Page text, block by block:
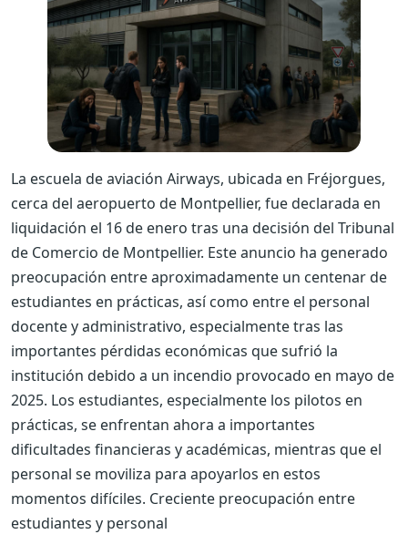
La escuela de aviación Airways, ubicada en Fréjorgues,
cerca del aeropuerto de Montpellier, fue declarada en
liquidación el 16 de enero tras una decisión del Tribunal
de Comercio de Montpellier. Este anuncio ha generado
preocupación entre aproximadamente un centenar de
estudiantes en prácticas, así como entre el personal
docente y administrativo, especialmente tras las
importantes pérdidas económicas que sufrió la
institución debido a un incendio provocado en mayo de
2025. Los estudiantes, especialmente los pilotos en
prácticas, se enfrentan ahora a importantes
dificultades financieras y académicas, mientras que el
personal se moviliza para apoyarlos en estos
momentos difíciles. Creciente preocupación entre
estudiantes y personal